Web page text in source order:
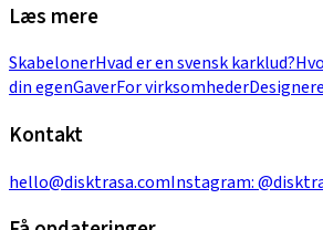
Læs mere
SkabelonerHvad er en svensk karklud?
din egenGaverFor virksomhederDesignere
Kontakt
hello@disktrasa.comInstagram: